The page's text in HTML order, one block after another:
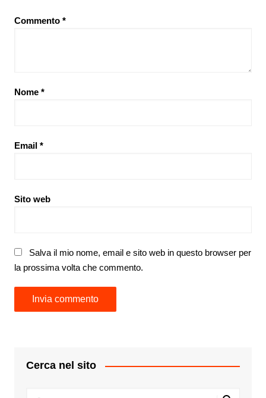
Commento *
Nome *
Email *
Sito web
Salva il mio nome, email e sito web in questo browser per
la prossima volta che commento.
Cerca nel sito